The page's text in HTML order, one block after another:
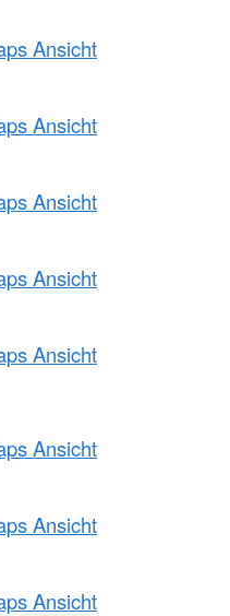
Ansicht
Ansicht
Ansicht
Ansicht
Ansicht
Ansicht
Ansicht
Ansicht